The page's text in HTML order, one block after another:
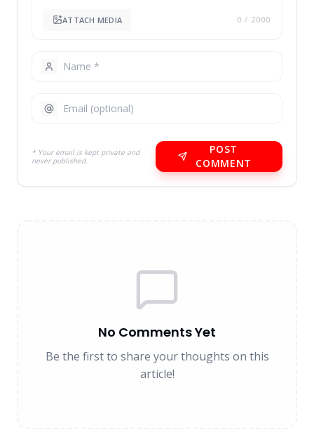
ATTACH MEDIA 0 / 2000
* Your email is kept private and
never published.
POST
COMMENT
No Comments Yet
Be the first to share your thoughts on this
article!